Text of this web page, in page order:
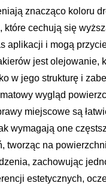
znacząco koloru
cechują się
aplikacji i mogą
jest olejowanie,
w jego strukturę i
wygląd
miejscowe są
wymagają one
tworząc na
zachowując
estetycznych,